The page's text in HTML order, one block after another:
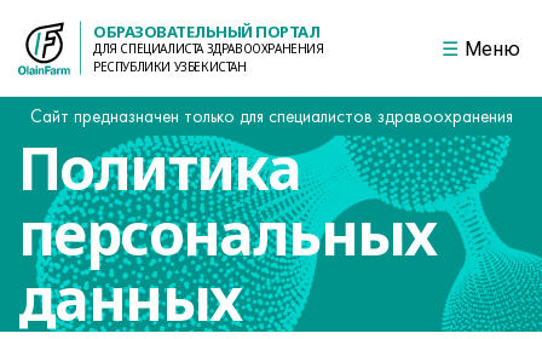
ОБРАЗОВАТЕЛЬНЫЙ ПОРТАЛ
ДЛЯ СПЕЦИАЛИСТА ЗДРАВООХРАНЕНИЯ
РЕСПУБЛИКИ УЗБЕКИСТАН
Меню
Сайт предназначен только для специалистов здравоохранения
Политика
персональных
данных